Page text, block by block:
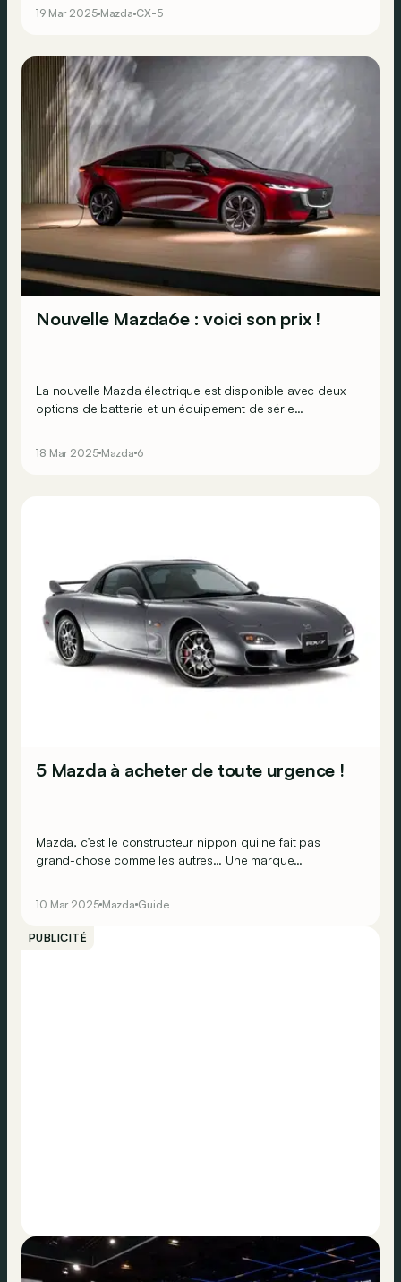
19 Mar 2025 Mazda CX-5
Nouvelle Mazda6e : voici son prix !
La nouvelle Mazda électrique est disponible avec deux
options de batterie et un équipement de série
18 Mar 2025 Mazda 6
5 Mazda à acheter de toute urgence !
Mazda, c’est le constructeur nippon qui ne fait pas
grand-chose comme les autres… Une marque
10 Mar 2025 Mazda Guide
PUBLICITÉ